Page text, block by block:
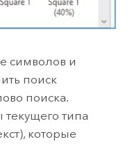
символов и
поиск
поиска.
типа
которые